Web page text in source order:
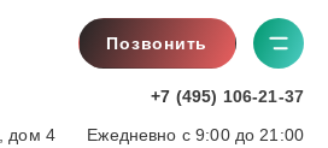
Позвонить
+7 (495) 106-21-37
Ежедневно с 9:00 до 21:00
дом 4